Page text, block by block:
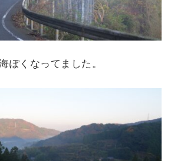
ぽくなってました。